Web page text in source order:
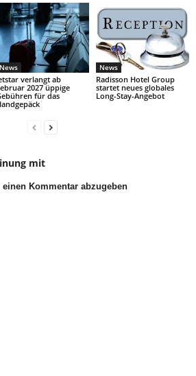
News
verlangt ab
2027 üppige
für das
News
Radisson Hotel Group
startet neues globales
Long-Stay-Angebot
mit
Kommentar abzugeben